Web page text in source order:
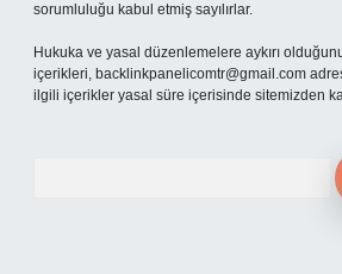
sorumluluğu kabul etmiş sayılırlar.
Hukuka ve yasal düzenlemelere aykırı
içerikleri, backlinkpanelicomtr@gmail.com
ilgili içerikler yasal süre içerisinde sitemizden